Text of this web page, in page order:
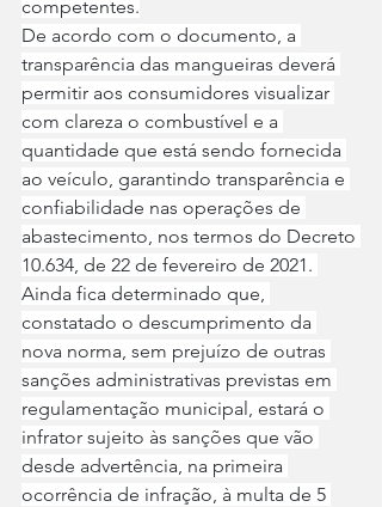
competentes.
De acordo com o documento, a
transparência das mangueiras deverá
permitir aos consumidores visualizar
com clareza o combustível e a
quantidade que está sendo fornecida
ao veículo, garantindo transparência e
confiabilidade nas operações de
abastecimento, nos termos do Decreto
10.634, de 22 de fevereiro de 2021.
Ainda fica determinado que,
constatado o descumprimento da
nova norma, sem prejuízo de outras
sanções administrativas previstas em
regulamentação municipal, estará o
infrator sujeito às sanções que vão
desde advertência, na primeira
ocorrência de infração, à multa de 5